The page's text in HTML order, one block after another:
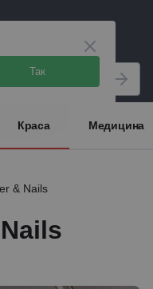
Так
Краса Медицина
& Nails